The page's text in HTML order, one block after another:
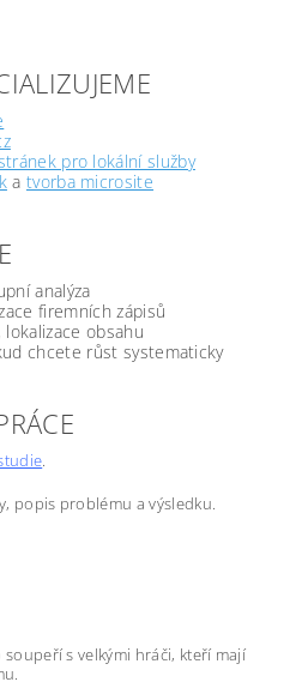
pro lokální služby
a tvorba microsite
analýza
firemních zápisů
obsahu
chcete růst systematicky
.
popis problému a výsledku.
s velkými hráči, kteří mají